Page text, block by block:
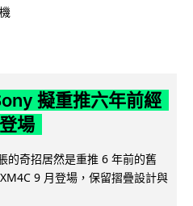
擬重推六年前經
場
的奇招居然是重推 6 年前的舊
9 月登場，保留摺疊設計與